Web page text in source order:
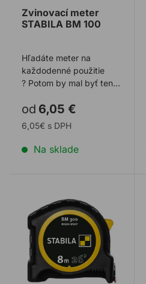
Zvinovací meter
STABILA BM 100
Hľadáte meter na
každodenné použitie
? Potom by mal byť tento
meter spoľahlivým
pracovným ...
od 6,05 €
6,05€ s DPH
Na sklade